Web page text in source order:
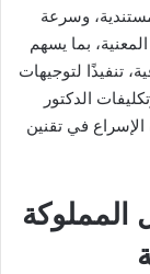
وسرعة
بما يسهم
تنفيذًا لتوجيهات
الدكتور
في تقنين
المملوكة